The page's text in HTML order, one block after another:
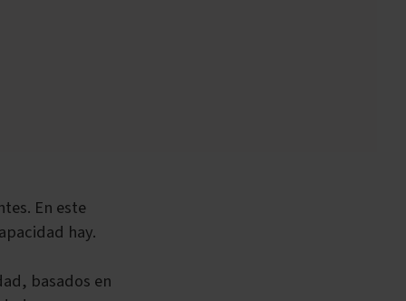
En este
hay.
basados en